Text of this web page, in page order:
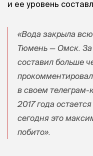
и ее уровень
«Вода закрыла
Тюмень — Омск. За
составил больше
в своем телеграм-
2017 года
сегодня это
побито».